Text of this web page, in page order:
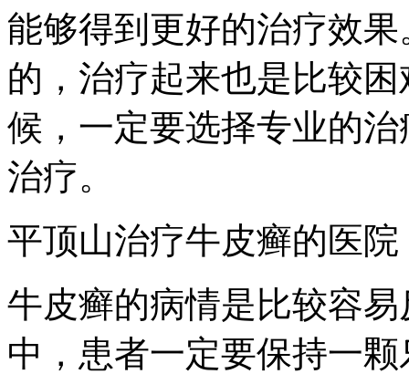
能够得到更好的治疗效
的，治疗起来也是比较
候，一定要选择专业的
治疗。
平顶山治疗牛皮癣的医院
牛皮癣的病情是比较容
中，患者一定要保持一